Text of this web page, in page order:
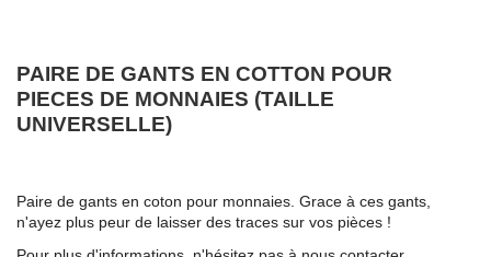
PAIRE DE GANTS EN COTTON POUR
PIECES DE MONNAIES (TAILLE
UNIVERSELLE)
Paire de gants en coton pour monnaies. Grace à ces gants,
n'ayez plus peur de laisser des traces sur vos pièces !